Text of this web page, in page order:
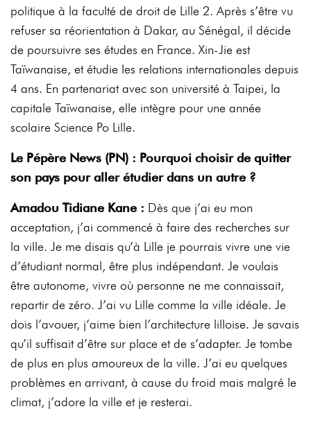
politique à la faculté de droit de Lille 2. Après s’être vu
refuser sa réorientation à Dakar, au Sénégal, il décide
de poursuivre ses études en France. Xin-Jie est
Taïwanaise, et étudie les relations internationales depuis
4 ans. En partenariat avec son université à Taipei, la
capitale Taïwanaise, elle intègre pour une année
scolaire Science Po Lille.
Le Pépère News (PN) : Pourquoi choisir de quitter
son pays pour aller étudier dans un autre ?
Amadou Tidiane Kane : Dès que j’ai eu mon
acceptation, j’ai commencé à faire des recherches sur
la ville. Je me disais qu’à Lille je pourrais vivre une vie
d’étudiant normal, être plus indépendant. Je voulais
être autonome, vivre où personne ne me connaissait,
repartir de zéro. J’ai vu Lille comme la ville idéale. Je
dois l’avouer, j’aime bien l’architecture lilloise. Je savais
qu’il suffisait d’être sur place et de s’adapter. Je tombe
de plus en plus amoureux de la ville. J’ai eu quelques
problèmes en arrivant, à cause du froid mais malgré le
climat, j’adore la ville et je resterai.